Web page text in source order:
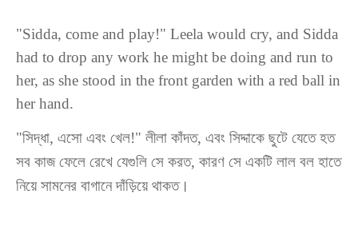
"Sidda, come and play!" Leela would cry, and Sidda
had to drop any work he might be doing and run to
her, as she stood in the front garden with a red ball in
her hand.
"সিদ্ধা, এসো এবং খেল!" লীলা কাঁদত, এবং সিদ্দাকে ছুটে যেতে হত
সব কাজ ফেলে রেখে যেগুলি সে করত, কারণ সে একটি লাল বল হাতে
নিয়ে সামনের বাগানে দাঁড়িয়ে থাকত।